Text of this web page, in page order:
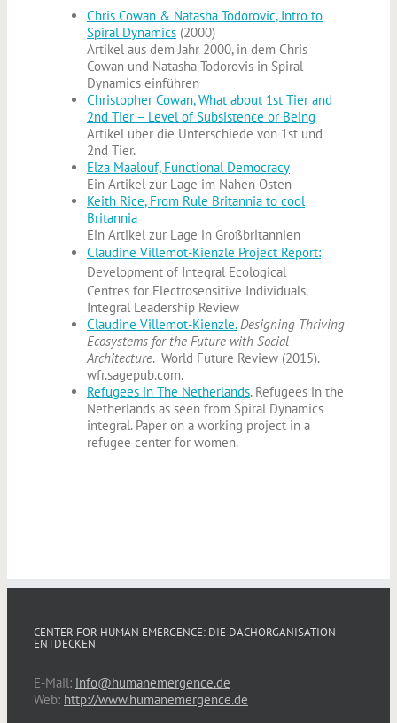
Chris Cowan & Natasha Todorovic, Intro to
Spiral Dynamics (2000)
Artikel aus dem Jahr 2000, in dem Chris
Cowan und Natasha Todorovis in Spiral
Dynamics einführen
Christopher Cowan, What about 1st Tier and
2nd Tier – Level of Subsistence or Being
Artikel über die Unterschiede von 1st und
2nd Tier.
Elza Maalouf, Functional Democracy
Ein Artikel zur Lage im Nahen Osten
Keith Rice, From Rule Britannia to cool
Britannia
Ein Artikel zur Lage in Großbritannien
Claudine Villemot-Kienzle Project Report:
Development of Integral Ecological
Centres for Electrosensitive Individuals.
Integral Leadership Review
Claudine Villemot-Kienzle. Designing Thriving
Ecosystems for the Future with Social
Architecture. World Future Review (2015).
wfr.sagepub.com.
Refugees in The Netherlands. Refugees in the
Netherlands as seen from Spiral Dynamics
integral. Paper on a working project in a
refugee center for women.
CENTER FOR HUMAN EMERGENCE: DIE DACHORGANISATION
ENTDECKEN
E-Mail: info@humanemergence.de
Web: http://www.humanemergence.de